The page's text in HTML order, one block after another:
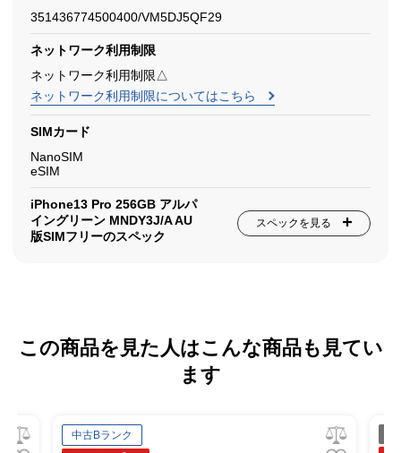
351436774500400/VM5DJ5QF29
ネットワーク利用制限
ネットワーク利用制限△
ネットワーク利用制限についてはこちら
SIMカード
NanoSIM
eSIM
iPhone13 Pro 256GB アルパ
イングリーン MNDY3J/A AU
版SIMフリーのスペック
スペックを見る
この商品を見た人はこんな商品も見てい
ます